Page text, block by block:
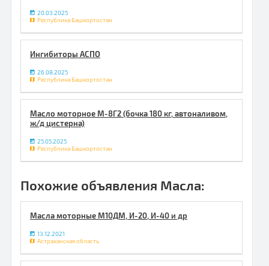
20.03.2025
Республика Башкортостан
Ингибиторы АСПО
26.08.2025
Республика Башкортостан
Масло моторное М-8Г2 (бочка 180 кг, автоналивом,
ж/д цистерна)
25.05.2025
Республика Башкортостан
Похожие объявления Масла:
Масла моторные М10ДМ, И-20, И-40 и др
13.12.2021
Астраханская область